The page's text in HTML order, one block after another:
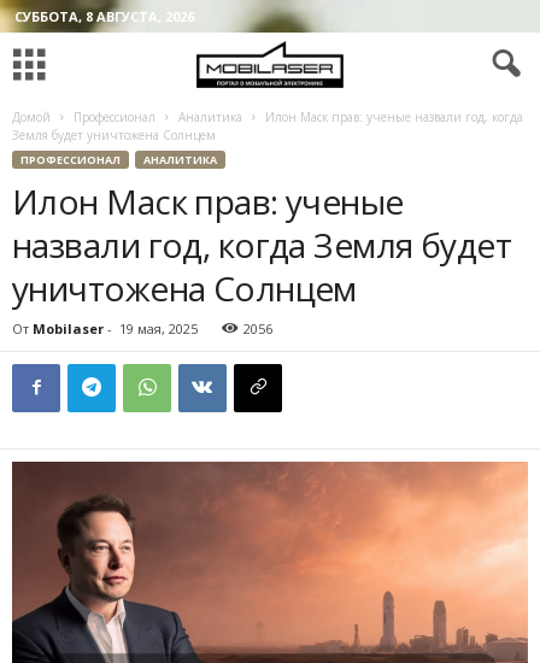
СУББОТА, 8 АВГУСТА, 2026
Домой Профессионал Аналитика
Илон Маск прав: ученые назвали год, когда
Земля будет уничтожена Солнцем
ПРОФЕССИОНАЛ АНАЛИТИКА
Илон Маск прав: ученые
назвали год, когда Земля будет
уничтожена Солнцем
От Mobilaser - 19 мая, 2025 2056